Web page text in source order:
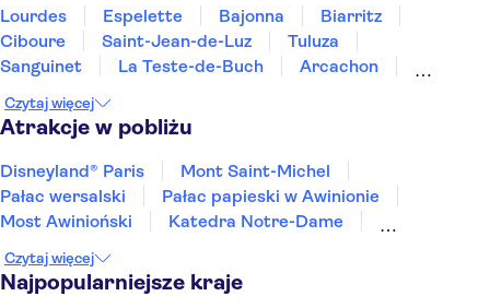
Lourdes Espelette Bajonna
Biarritz
Ciboure
Saint-Jean-de-Luz
Tuluza
Sanguinet
La Teste-de-Buch
Arcachon
Pauillac
Czytaj więcej
Atrakcje w pobliżu
Disneyland® Paris
Mont Saint-Michel
Pałac wersalski
Pałac papieski w Awinionie
Most Awinioński
Katedra Notre-Dame
Dolina Loary
Wieża Eiffla
Park Asterixa
Opera Garnier
Czytaj więcej
Najpopularniejsze kraje